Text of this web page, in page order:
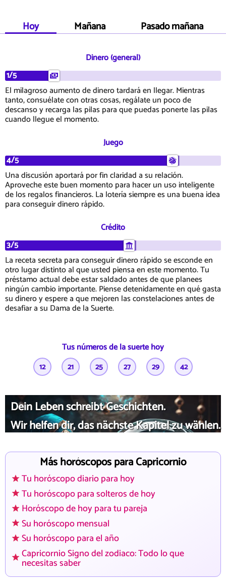
Hoy Mañana Pasado mañana
Dinero (general)
1/5
El milagroso aumento de dinero tardará en llegar. Mientras
tanto, consuélate con otras cosas, regálate un poco de
descanso y recarga las pilas para que puedas ponerte las pilas
cuando llegue el momento.
Juego
4/5
Una discusión aportará por fin claridad a su relación.
Aproveche este buen momento para hacer un uso inteligente
de los regalos financieros. La lotería siempre es una buena idea
para conseguir dinero rápido.
Crédito
3/5
La receta secreta para conseguir dinero rápido se esconde en
otro lugar distinto al que usted piensa en este momento. Tu
préstamo actual debe estar saldado antes de que planees
ningún cambio importante. Piense detenidamente en qué gasta
su dinero y espere a que mejoren las constelaciones antes de
desafiar a su Dama de la Suerte.
Tus números de la suerte hoy
12 21 25 27 29 42
Dein Leben schreibt Geschichten.
Wir helfen dir, das nächste Kapitel zu wählen.
Más horóscopos para Capricornio
Tu horóscopo diario para hoy
Tu horóscopo para solteros de hoy
Horóscopo de hoy para tu pareja
Su horóscopo mensual
Su horóscopo para el año
Capricornio Signo del zodiaco: Todo lo que
necesitas saber